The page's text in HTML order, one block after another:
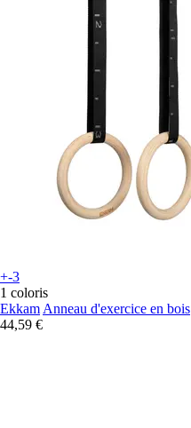
+-3
1 coloris
Ekkam Anneau d'exercice en bois
44,59 €